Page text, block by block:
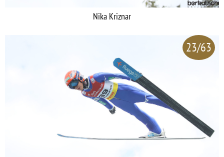
Nika Kriznar
23/63